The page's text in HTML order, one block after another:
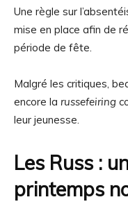
Une règle sur
mise en place afin de
période de fête.
Malgré les critiques,
encore la russefeiring
leur jeunesse.
Les Russ :
printemps